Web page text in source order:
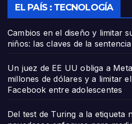
EL PAÍS : TECNOLOGÍA
Cambios en el diseño y limitar
niños: las claves de la
Un juez de EE UU obliga a
millones de dólares y a limitar
Facebook entre adolescentes
Del test de Turing a la etiqueta